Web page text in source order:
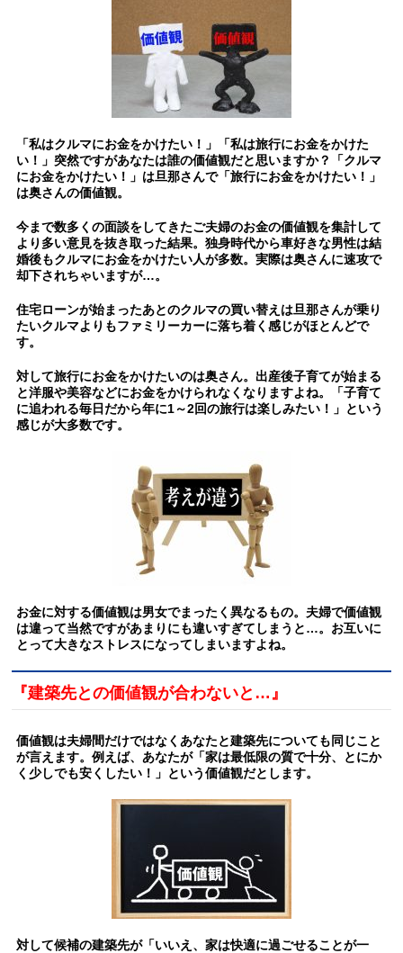
「私はクルマにお金をかけたい！」「私は旅行にお金をかけた
い！」突然ですがあなたは誰の価値観だと思いますか？
「クルマ
にお金をかけたい！」は旦那さんで「旅行にお金をかけたい！」
は奥さんの価値観。
今まで数多くの面談をしてきたご夫婦のお金の価値観を集計して
より多い意見を抜き取った結果。独身時代から車好きな男性は結
婚後もクルマにお金をかけたい人が多数。実際は奥さんに速攻で
却下されちゃいますが…。
住宅ローンが始まったあとのクルマの買い替えは旦那さんが乗り
たいクルマよりもファミリーカーに落ち着く感じがほとんどで
す。
対して旅行にお金をかけたいのは奥さん。出産後子育てが始まる
と洋服や美容などにお金をかけられなくなりますよね。「子育て
に追われる毎日だから年に1～2回の旅行は楽しみたい！」という
感じが大多数です。
お金に対する価値観は男女でまったく異なるもの。夫婦で価値観
は違って当然ですがあまりにも違いすぎてしまうと…。お互いに
とって大きなストレスになってしまいますよね。
『建築先との価値観が合わないと…』
価値観は夫婦間だけではなくあなたと建築先についても同じこと
が言えます。例えば、あなたが「家は最低限の質で十分、とにか
く少しでも安くしたい！」という価値観だとします。
対して候補の建築先が「いいえ、家は快適に過ごせることが一